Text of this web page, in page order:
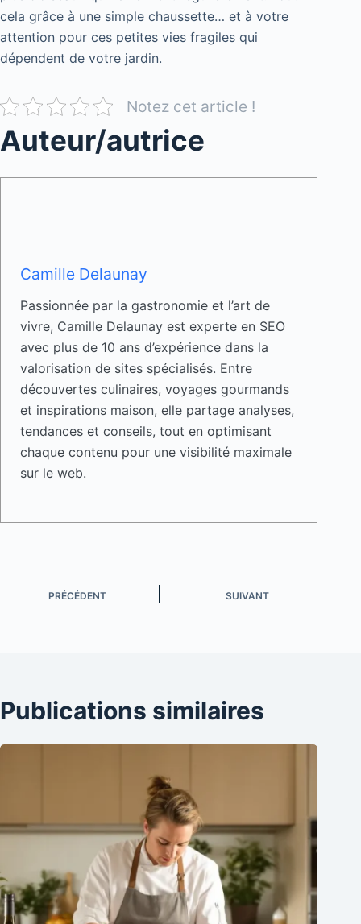
cela grâce à une simple chaussette… et à votre
attention pour ces petites vies fragiles qui
dépendent de votre jardin.
Notez cet article !
Auteur/autrice
Camille Delaunay
Passionnée par la gastronomie et l’art de
vivre, Camille Delaunay est experte en SEO
avec plus de 10 ans d’expérience dans la
valorisation de sites spécialisés. Entre
découvertes culinaires, voyages gourmands
et inspirations maison, elle partage analyses,
tendances et conseils, tout en optimisant
chaque contenu pour une visibilité maximale
sur le web.
PRÉCÉDENT SUIVANT
Publications similaires